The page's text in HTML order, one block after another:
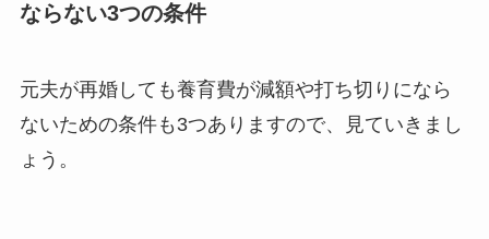
ならない3つの条件
元夫が再婚しても養育費が減額や打ち切りになら
ないための条件も3つありますので、見ていきまし
ょう。